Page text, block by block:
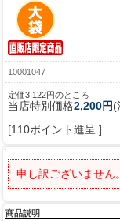
10001047
定価3,122円のところ
当店特別価格2,200円(
[110ポイント進呈 ]
申し訳ございません
商品説明